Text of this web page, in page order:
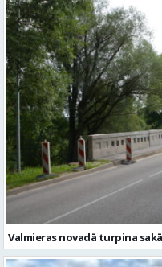
Valmieras novadā turpina